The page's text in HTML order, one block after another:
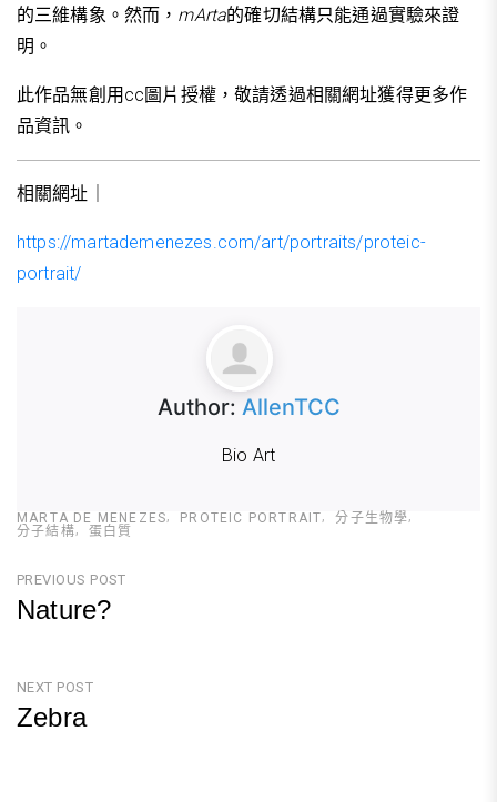
的三維構象。然而， mArta的確切結構只能通過實驗來證
明。
此作品無創用cc圖片授權，敬請透過相關網址獲得更多作
品資訊。
相關網址｜
https://martademenezes.com/art/portraits/proteic-
portrait/
Author: AllenTCC
Bio Art
MARTA DE MENEZES PROTEIC PORTRAIT
分子生物學
分子結構
蛋白質
文
章
覽
PREVIOUS POST
Nature?
NEXT POST
Zebra